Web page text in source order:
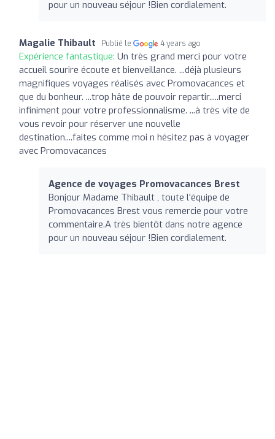
pour un nouveau séjour !Bien cordialement.
Magalie Thibault Publié le 4 years ago
Expérience fantastique: Un très grand merci pour votre
accueil sourire écoute et bienveillance. ...déjà plusieurs
magnifiques voyages réalisés avec Promovacances et
que du bonheur. ...trop hâte de pouvoir repartir.....merci
infiniment pour votre professionnalisme. ...à très vite de
vous revoir pour réserver une nouvelle
destination....faites comme moi n hésitez pas à voyager
avec Promovacances
Agence de voyages Promovacances Brest
Bonjour Madame Thibault , toute l'équipe de
Promovacances Brest vous remercie pour votre
commentaire.A très bientôt dans notre agence
pour un nouveau séjour !Bien cordialement.